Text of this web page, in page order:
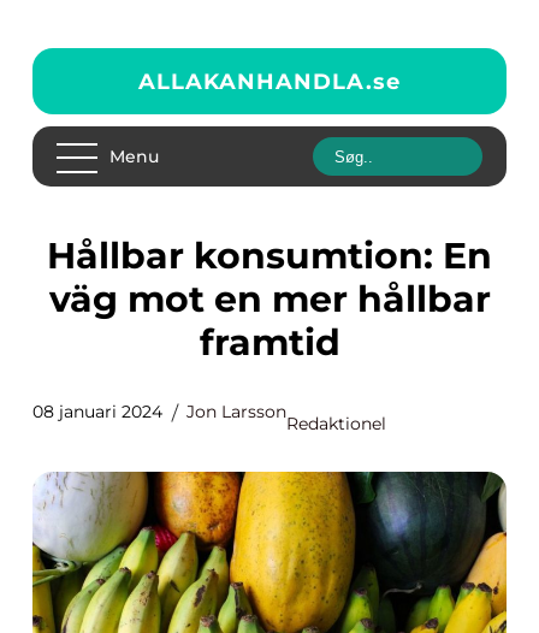
ALLAKANHANDLA.se
Menu
Hållbar konsumtion: En
väg mot en mer hållbar
framtid
08 januari 2024 Jon Larsson
Redaktionel